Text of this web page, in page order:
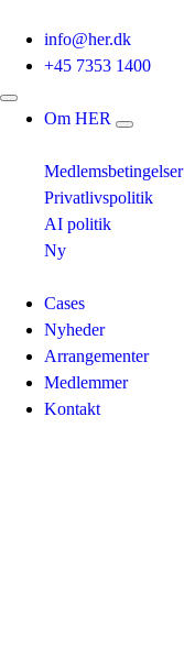
info@her.dk
+45 7353 1400
Om HER
Medlemsbetingelser
Privatlivspolitik
AI politik
Ny
Cases
Nyheder
Arrangementer
Medlemmer
Kontakt